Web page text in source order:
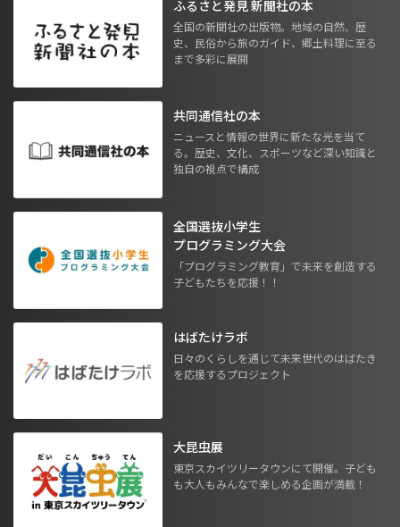
ふるさと発見 新聞社の本
全国の新聞社の出版物。地域の自然、歴
史、民俗から旅のガイド、郷土料理に至る
まで多彩に展開
共同通信社の本
ニュースと情報の世界に新たな光を当て
る。歴史、文化、スポーツなど深い知識と
独自の視点で構成
全国選抜小学生
プログラミング大会
「プログラミング教育」で未来を創造する
子どもたちを応援！！
はばたけラボ
日々のくらしを通じて未来世代のはばたき
を応援するプロジェクト
大昆虫展
東京スカイツリータウンにて開催。子ども
も大人もみんなで楽しめる企画が満載！